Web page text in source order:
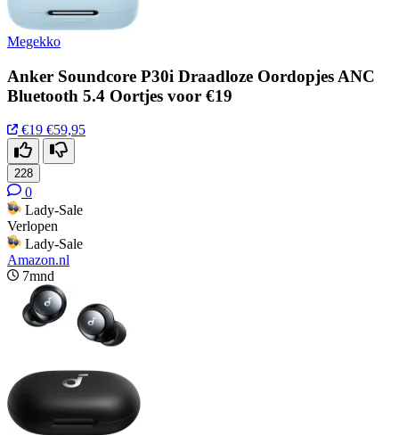
Megekko
Anker Soundcore P30i Draadloze Oordopjes ANC
Bluetooth 5.4 Oortjes voor €19
€19 €59,95
228
0
Lady-Sale
Verlopen
Lady-Sale
Amazon.nl
7mnd